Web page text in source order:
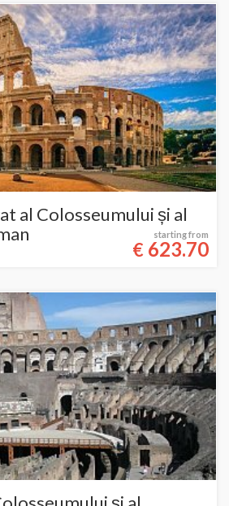
al Colosseumului și al
starting from
€ 623.70